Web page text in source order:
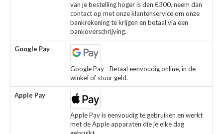
van je bestelling hoger is dan €300, neem dan
contact op met onze klantenservice om onze
bankrekening te krijgen en betaal via een
bankoverschrijving.
Google Pay
Google Pay - Betaal eenvoudig online, in de
winkel of stuur geld.
Apple Pay
Apple Pay is eenvoudig te gebruiken en werkt
met de Apple apparaten die je elke dag